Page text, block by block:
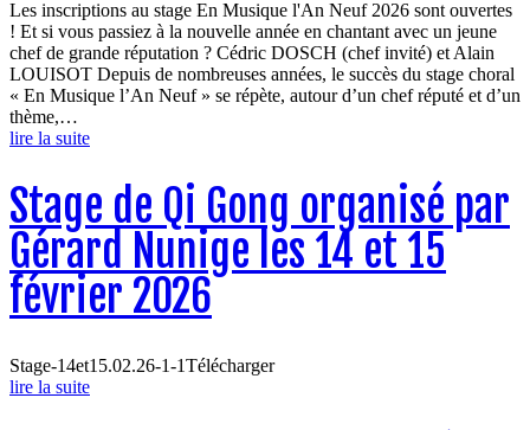
Les inscriptions au stage En Musique l'An Neuf 2026 sont ouvertes
! Et si vous passiez à la nouvelle année en chantant avec un jeune
chef de grande réputation ? Cédric DOSCH (chef invité) et Alain
LOUISOT Depuis de nombreuses années, le succès du stage choral
« En Musique l’An Neuf » se répète, autour d’un chef réputé et d’un
thème,…
lire la suite
Stage de Qi Gong organisé par
Gérard Nunige les 14 et 15
février 2026
Stage-14et15.02.26-1-1Télécharger
lire la suite